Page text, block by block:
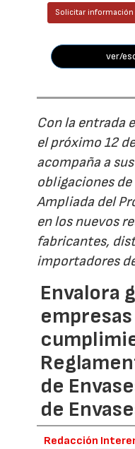
Solicitar información
ver/
Con la entrada
el próximo 12
acompaña a
obligaciones
Ampliada del
en los nuevos
fabricantes,
importadores
Envalora
de
de
Redacción